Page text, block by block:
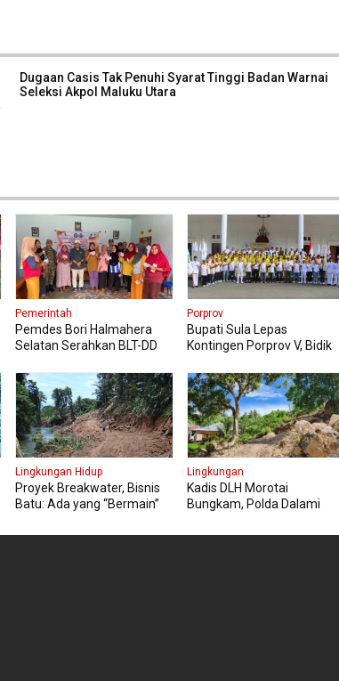
Dugaan Casis Tak Penuhi Syarat Tinggi Badan Warnai
Seleksi Akpol Maluku Utara
Pemerintah
Pemdes Bori Halmahera
Selatan Serahkan BLT-DD
2026
Porprov
Bupati Sula Lepas
Kontingen Porprov V, Bidik
Lingkungan Hidup
Proyek Breakwater, Bisnis
Batu: Ada yang “Bermain”
Lingkungan
Kadis DLH Morotai
Bungkam, Polda Dalami